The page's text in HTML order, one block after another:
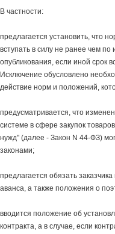
В частности:
предлагается установить, что
вступать в силу не ранее чем
опубликования, если иной срок
Исключение обусловлено
действие норм и положений,
предусматривается, что
системе в сфере закупок
нужд" (далее - Закон N 44-ФЗ)
законами;
предлагается обязать
аванса, а также положения о
вводится положение об
контракта, а в случае, если